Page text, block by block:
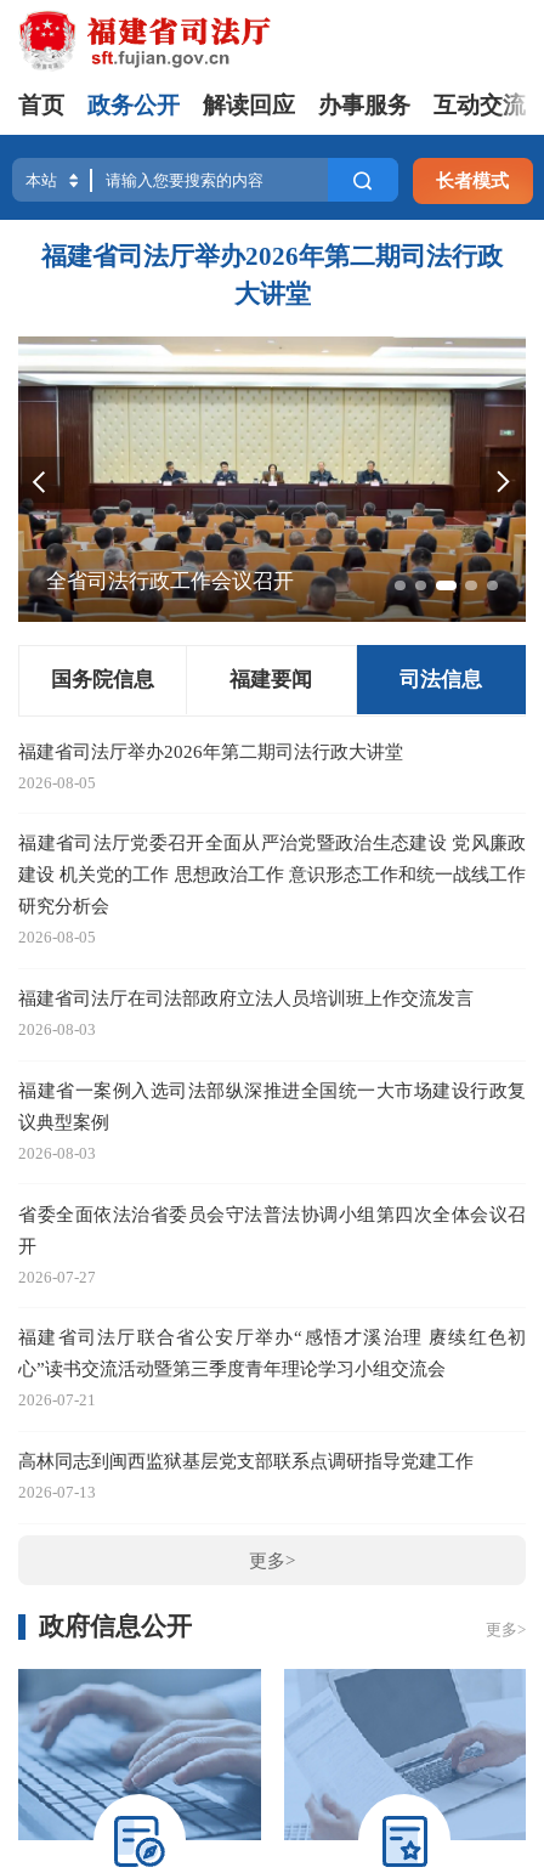
首页 政务公开 解读回应 办事服务 互动交流
长者模式
福建省司法厅举办2026年第二期司法行政
大讲堂
全省司法行政工作会议召开
国务院信息 福建要闻 司法信息
福建省司法厅举办2026年第二期司法行政大讲堂
2026-08-05
福建省司法厅党委召开全面从严治党暨政治生态建设 党风廉政
建设 机关党的工作 思想政治工作 意识形态工作和统一战线工作
研究分析会
2026-08-05
福建省司法厅在司法部政府立法人员培训班上作交流发言
2026-08-03
福建省一案例入选司法部纵深推进全国统一大市场建设行政复
议典型案例
2026-08-03
省委全面依法治省委员会守法普法协调小组第四次全体会议召
开
2026-07-27
福建省司法厅联合省公安厅举办“感悟才溪治理 赓续红色初
心”读书交流活动暨第三季度青年理论学习小组交流会
2026-07-21
高林同志到闽西监狱基层党支部联系点调研指导党建工作
2026-07-13
更多>
政府信息公开 更多>